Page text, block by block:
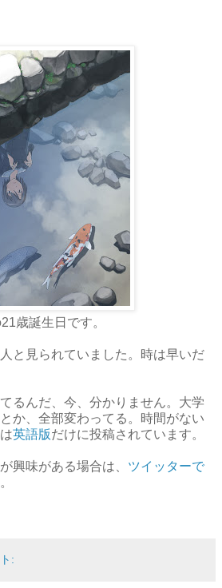
歳誕生日です。
と見られていました。時は早いだ
るんだ、今、分かりません。大学
か、全部変わってる。時間がない
英語版だけに投稿されています。
興味がある場合は、 ツイッターで
。
: